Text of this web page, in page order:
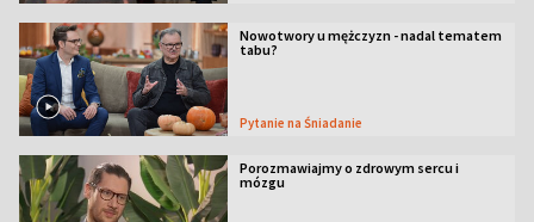
Nowotwory u mężczyzn - nadal tematem
tabu?
Pytanie na Śniadanie
Porozmawiajmy o zdrowym sercu i
mózgu